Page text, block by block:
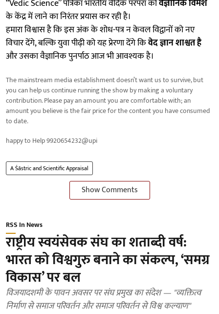
“Vedic Science” पत्रिका भारतीय वैदिक परंपरा कोवैज्ञानिक विमर्श
के केंद्र में लाने का निरंतर प्रयास कर रही है।
हमारा विश्वास है कि इस अंक के शोध-पत्र न केवल विद्वानों को नए
विचार देंगे, बल्कि युवा पीढ़ी को यह प्रेरणा देंगे किवेद ज्ञान शाश्वत है
और उसका वैज्ञानिक पुनर्पाठ आज भी आवश्यक है।
The mainstream media establishment doesn’t want us to survive, but
you can help us continue running the show by making a voluntary
contribution. Please pay an amount you are comfortable with; an
amount you believe is the fair price for the content you have consumed
to date.
happy to Help 9920654232@upi
A Śāstric and Scientific Appraisal
Show Comments
RSS In News
राष्ट्रीय स्वयंसेवक संघ का शताब्दी वर्ष:
भारत को विश्वगुरु बनाने का संकल्प, ‘समग्र
विकास’ पर बल
विजयादशमी के पावन अवसर पर संघ प्रमुख का संदेश — "व्यक्तित्व
निर्माण से समाज परिवर्तन और समाज परिवर्तन से विश्व कल्याण"